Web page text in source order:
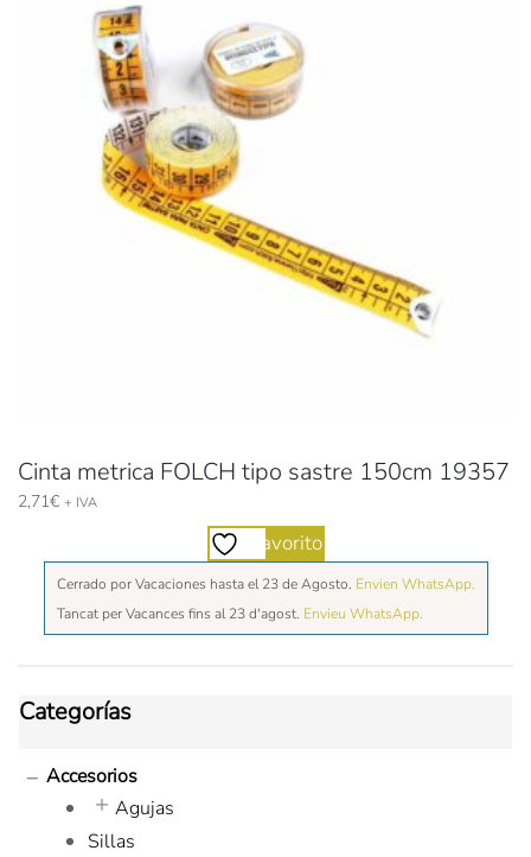
Cinta metrica FOLCH tipo sastre 150cm 19357
2,71€ + IVA
Favorito
Cerrado por Vacaciones hasta el 23 de Agosto. Envien WhatsApp.
Tancat per Vacances fins al 23 d'agost. Envieu WhatsApp.
Categorías
Accesorios
Agujas
Sillas